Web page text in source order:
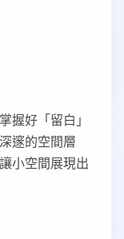
握好「留白」
邃的空間層
小空間展現出